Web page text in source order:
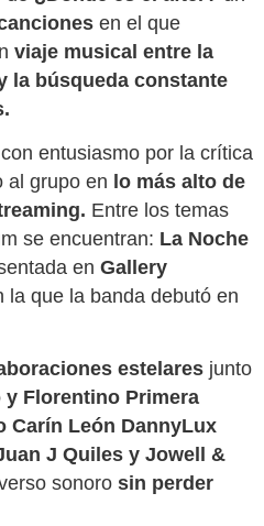
en el que
viaje musical entre la
la búsqueda constante
entusiasmo por la crítica
al grupo en lo más alto de
Entre los temas
se encuentran: La Noche
en Gallery
la que la banda debutó en
estelares junto
y Florentino Primera
Carín León DannyLux
J Quiles y Jowell &
sonoro sin perder